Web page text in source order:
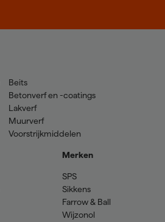
Beits
Betonverf en -coatings
Lakverf
Muurverf
Voorstrijkmiddelen
Merken
SPS
Sikkens
Farrow & Ball
Wijzonol